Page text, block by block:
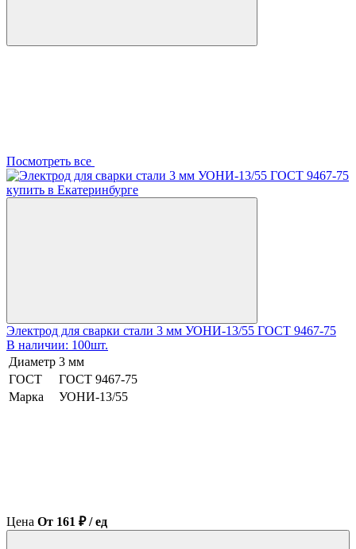
Посмотреть все
Электрод для сварки стали 3 мм УОНИ-13/55 ГОСТ 9467-75
В наличии: 100шт.
Диаметр 3 мм
ГОСТ
ГОСТ 9467-75
Марка
УОНИ-13/55
Цена От 161 ₽ / ед